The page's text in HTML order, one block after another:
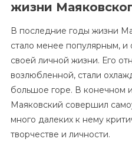
жизни
В последние годы жизни
стало менее популярным, и
своей личной жизни. Его
возлюбленной, стали
большое горе. В конечном
Маяковский совершил
много далеких к нему
творчестве и личности.